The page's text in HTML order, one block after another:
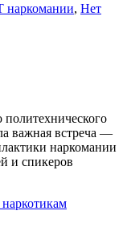
наркомании, Нет
важная встреча —
наркомании
и спикеров